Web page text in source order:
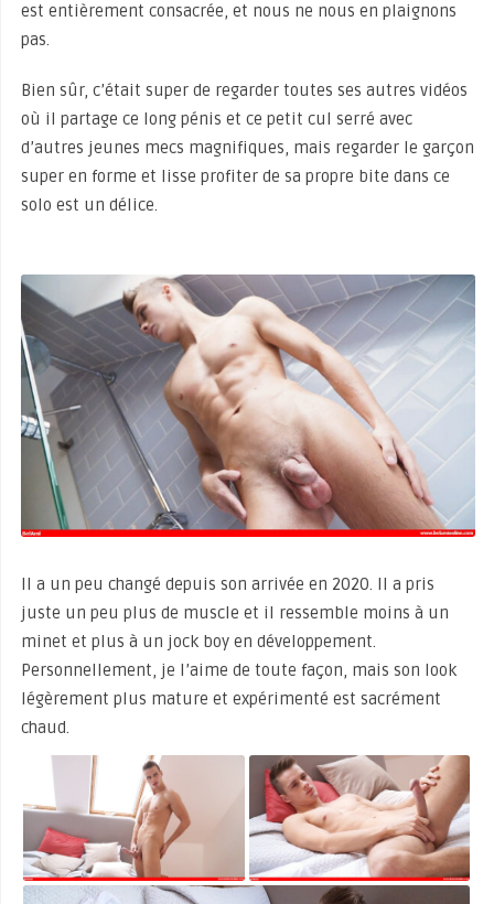
est entièrement consacrée, et nous ne nous en plaignons
pas.
Bien sûr, c’était super de regarder toutes ses autres vidéos
où il partage ce long pénis et ce petit cul serré avec
d’autres jeunes mecs magnifiques, mais regarder le garçon
super en forme et lisse profiter de sa propre bite dans ce
solo est un délice.
Il a un peu changé depuis son arrivée en 2020. Il a pris
juste un peu plus de muscle et il ressemble moins à un
minet et plus à un jock boy en développement.
Personnellement, je l’aime de toute façon, mais son look
légèrement plus mature et expérimenté est sacrément
chaud.